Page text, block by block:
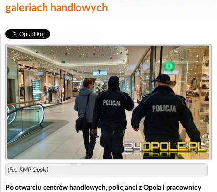
galeriach handlowych
(Fot. KMP Opole)
Po otwarciu centrów handlowych, policjanci z Opola i pracownicy